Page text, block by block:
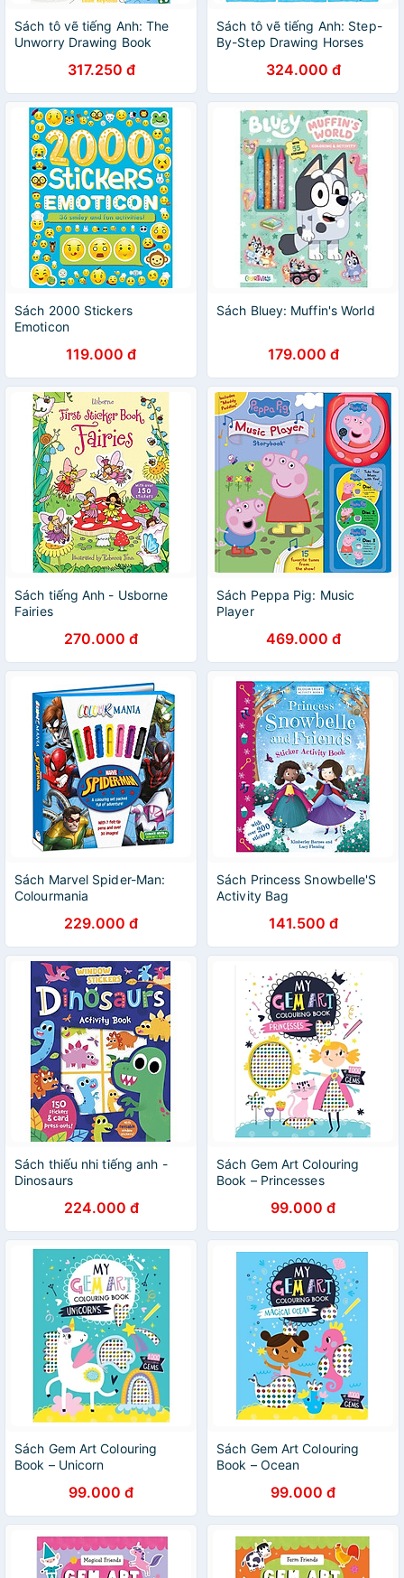
Sách tô vẽ tiếng Anh: The
Unworry Drawing Book
317.250 đ
Sách tô vẽ tiếng Anh: Step-
By-Step Drawing Horses
324.000 đ
Sách 2000 Stickers
Emoticon
119.000 đ
Sách Bluey: Muffin's World
179.000 đ
Sách tiếng Anh - Usborne
Fairies
270.000 đ
Sách Peppa Pig: Music
Player
469.000 đ
Sách Marvel Spider-Man:
Colourmania
229.000 đ
Sách Princess Snowbelle'S
Activity Bag
141.500 đ
Sách thiếu nhi tiếng anh -
Dinosaurs
224.000 đ
Sách Gem Art Colouring
Book – Princesses
99.000 đ
Sách Gem Art Colouring
Book – Unicorn
99.000 đ
Sách Gem Art Colouring
Book – Ocean
99.000 đ